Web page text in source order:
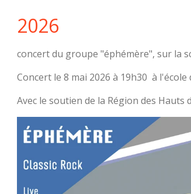
2026
concert du groupe "éphémère", sur la
Concert le 8 mai 2026 à 19h30 à l'école
Avec le soutien de la Région des Hauts